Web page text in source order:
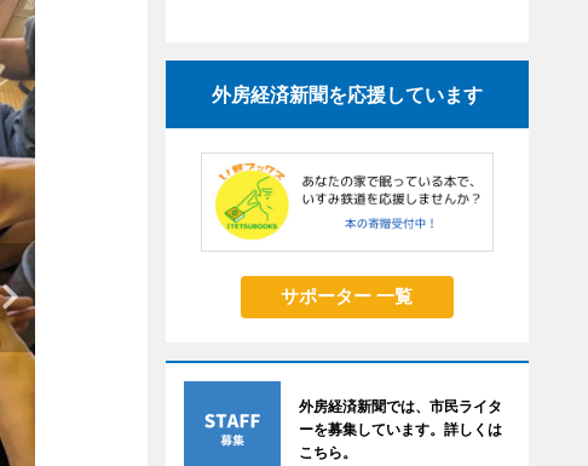
外房経済新聞を応援しています
サポーター 一覧
外房経済新聞では、市民ライタ
ーを募集しています。詳しくは
こちら。